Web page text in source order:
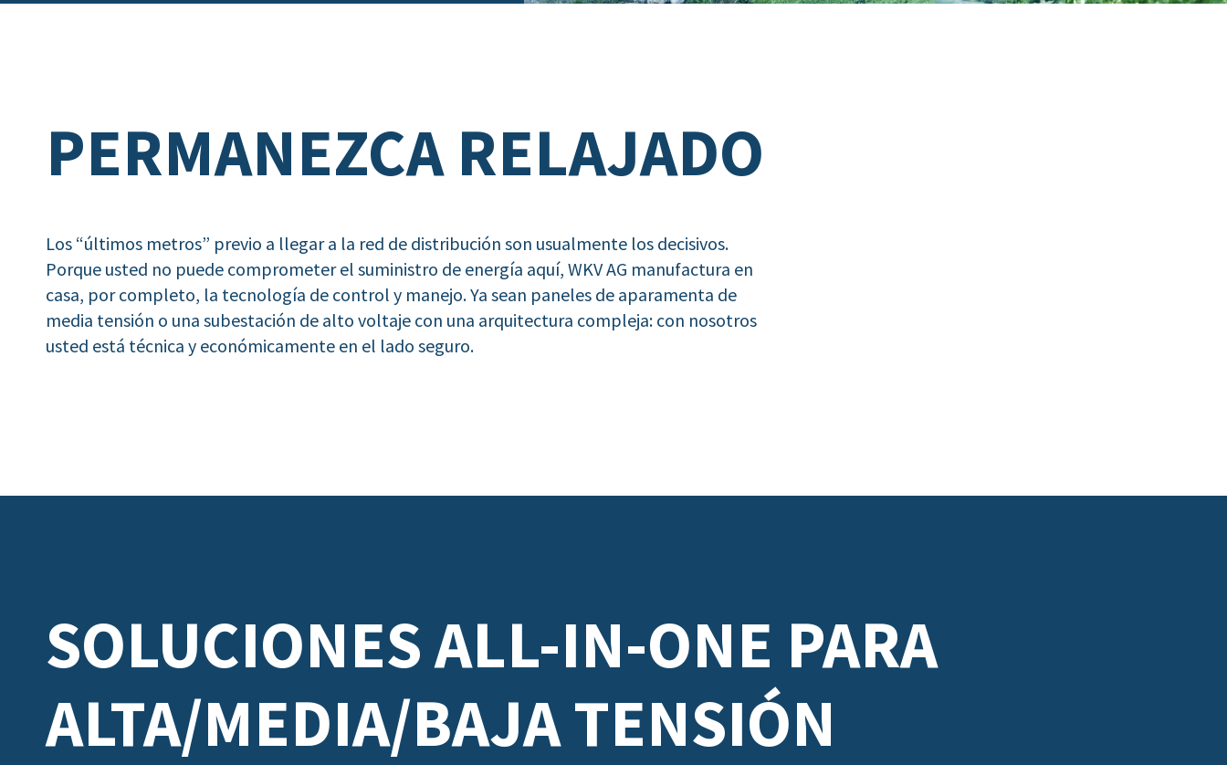
PERMANEZCA RELAJADO
Los “últimos metros” previo a llegar a la red de distribución son usualmente los decisivos.
Porque usted no puede comprometer el suministro de energía aquí, WKV AG manufactura en
casa, por completo, la tecnología de control y manejo. Ya sean paneles de aparamenta de
media tensión o una subestación de alto voltaje con una arquitectura compleja: con nosotros
usted está técnica y económicamente en el lado seguro.
SOLUCIONES ALL-IN-ONE PARA
ALTA/MEDIA/BAJA TENSIÓN